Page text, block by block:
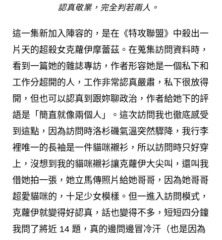
認真敬業，完全判若兩人。
這一集新加入陣容的，是在《特攻聯盟》中殺出一
片天的超殺女克蘿伊摩蕾茲。在蒐集訪問資料時，
看到一篇她的雜誌專訪，作者形容她是一個私下和
工作分超開的人，工作非常認真嚴肅，私下很放得
開，但也可以認真到跟妳聊政治，作者給她下的評
語是「簡直就像兩個人」。這次訪問我也徹底感受
到這點，因為訪問時洛杉磯氣溫突然驟降，我行李
裡唯一的長袖是一件貓咪襯衫，所以訪問時只好穿
上，沒想到我的貓咪襯衫讓克蘿伊大尖叫，還叫我
借她拍一張，她立馬傳照片給她哥哥，因為她哥哥
超愛貓咪的，十足少女模樣。但一進入訪問模式，
克蘿伊就變得好認真，話也變得不多，短短四分鐘
我問了將近 14 題，真的邊問邊冒冷汗（也是因為